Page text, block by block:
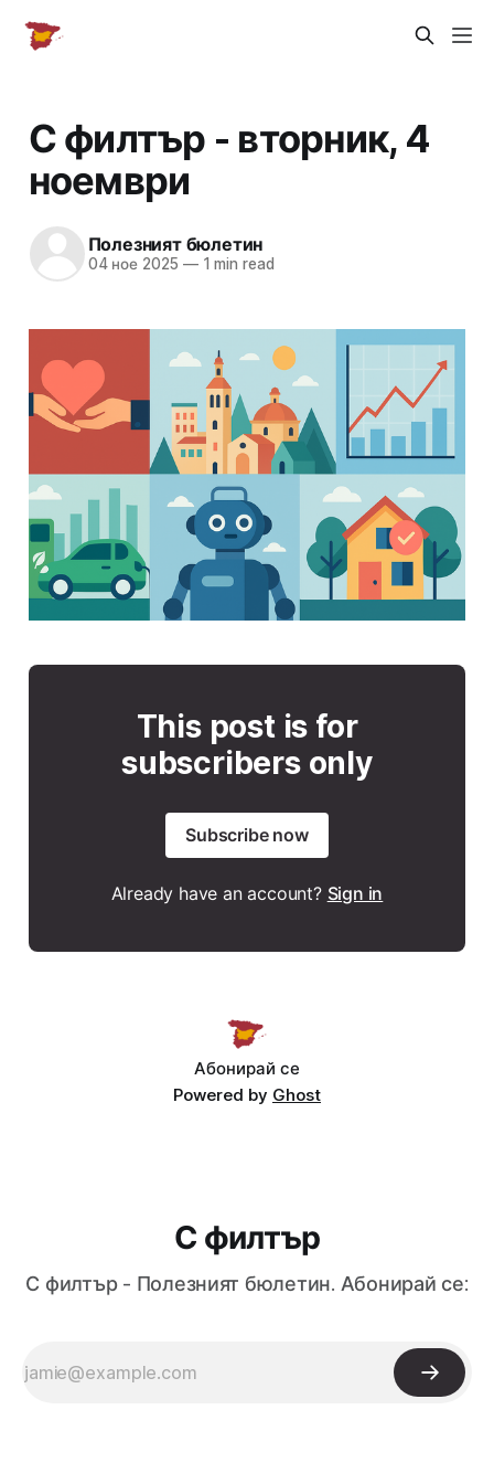
С филтър - вторник, 4
ноември
Полезният бюлетин
04 ное 2025 —1 min read
This post is for
subscribers only
Subscribe now
Already have an account? Sign in
Абонирай се
Powered by Ghost
С филтър
С филтър - Полезният бюлетин. Абонирай се: